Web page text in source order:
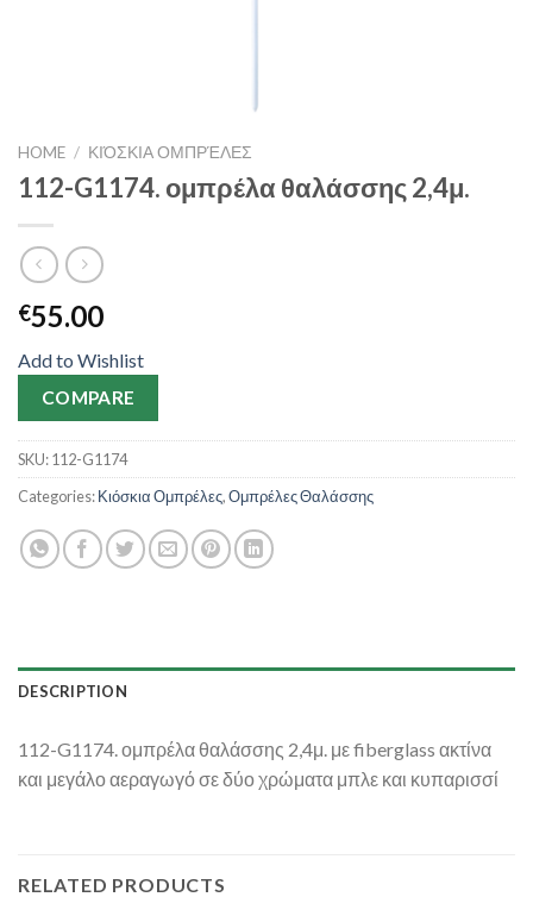
HOME / ΚΙΌΣΚΙΑ ΟΜΠΡΈΛΕΣ
112-G1174. ομπρέλα θαλάσσης 2,4μ.
€55.00
Add to Wishlist
COMPARE
SKU:112-G1174
Categories:Κιόσκια Ομπρέλες,Ομπρέλες Θαλάσσης
DESCRIPTION
112-G1174. ομπρέλα θαλάσσης 2,4μ. με fiberglass ακτίνα
και μεγάλο αεραγωγό σε δύο χρώματα μπλε και κυπαρισσί
RELATED PRODUCTS